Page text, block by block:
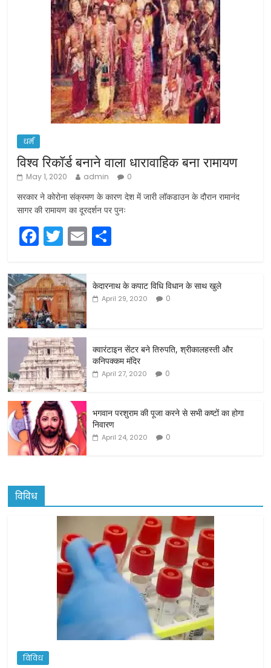
धर्म
विश्व रिकॉर्ड बनाने वाला धारावाहिक बना रामायण
May 1, 2020 admin 0
सरकार ने कोरोना संक्रमण के कारण देश में जारी लॉकडाउन के दौरान रामानंद
सागर की रामायण का दूरदर्शन पर पुनः
F
a
c
e
b
o
o
k
T
w
itt
er
E
m
ai ar
e
केदारनाथ के कपाट विधि विधान के साथ खुले
April 29, 2020 0
क्वारंटाइन सेंटर बने तिरुपति, श्रीकालहस्ती और
कनिपक्कम मंदिर
April 27, 2020 0
भगवान परशुराम की पूजा करने से सभी कष्टों का होगा
निवारण
April 24, 2020 0
विविध
विविध